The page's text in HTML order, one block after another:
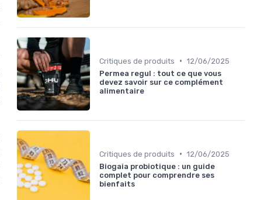
Critiques de produits • 12/06/2025
Permea regul : tout ce que vous
devez savoir sur ce complément
alimentaire
Critiques de produits • 12/06/2025
Biogaia probiotique : un guide
complet pour comprendre ses
bienfaits